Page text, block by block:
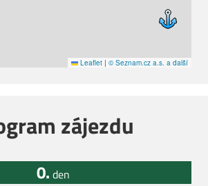
Leaflet | © Seznam.cz a.s. a další
zájezdu
0. den